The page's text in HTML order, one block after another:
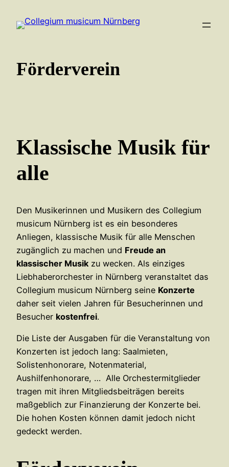
Inhalt
Förderverein
Klassische Musik für
alle
Den Musikerinnen und Musikern des Collegium
musicum Nürnberg ist es ein besonderes
Anliegen, klassische Musik für alle Menschen
zugänglich zu machen und Freude an
klassischer Musik zu wecken. Als einziges
Liebhaberorchester in Nürnberg veranstaltet das
Collegium musicum Nürnberg seine Konzerte
daher seit vielen Jahren für Besucherinnen und
Besucher kostenfrei.
Die Liste der Ausgaben für die Veranstaltung von
Konzerten ist jedoch lang: Saalmieten,
Solistenhonorare, Notenmaterial,
Aushilfenhonorare, … Alle Orchestermitglieder
tragen mit ihren Mitgliedsbeiträgen bereits
maßgeblich zur Finanzierung der Konzerte bei.
Die hohen Kosten können damit jedoch nicht
gedeckt werden.